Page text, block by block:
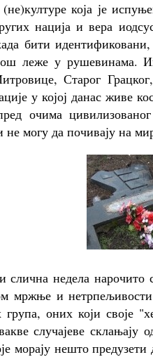
која је
нација и вера
бити
леже у рушевинама.
Старог
у којој данас живе
очима
не могу да почивају на
слична недела
мржње и
оних који своје
случајеве
морају нешто